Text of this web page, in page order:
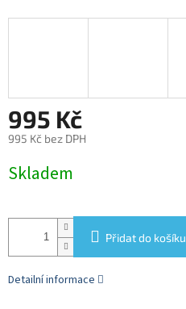
995 Kč
995 Kč bez DPH
cena:
Skladem
Přidat do košíku
Detailní informace